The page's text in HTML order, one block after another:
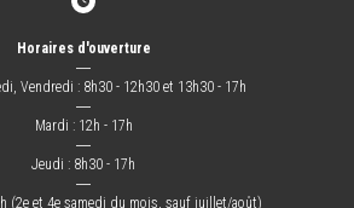
Horaires d'ouverture
―
Vendredi : 8h30 - 12h30 et 13h30 - 17h
―
Mardi : 12h - 17h
―
Jeudi : 8h30 - 17h
―
(2e et 4e samedi du mois, sauf juillet/août)